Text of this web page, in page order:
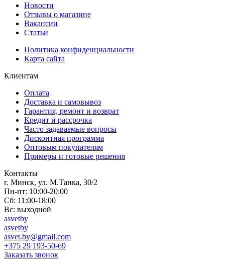
Новости
Отзывы о магазине
Вакансии
Статьи
Политика конфиденциальности
Карта сайта
Клиентам
Оплата
Доставка и самовывоз
Гарантия, ремонт и возврат
Кредит и рассрочка
Часто задаваемые вопросы
Дисконтная программа
Оптовым покупателям
Примеры и готовые решения
Контакты
г. Минск, ул. М.Танка, 30/2
Пн-пт: 10:00-20:00
Сб: 11:00-18:00
Вс: выходной
asvetby
asvetby
asvet.by@gmail.com
+375 29 193-50-69
Заказать звонок